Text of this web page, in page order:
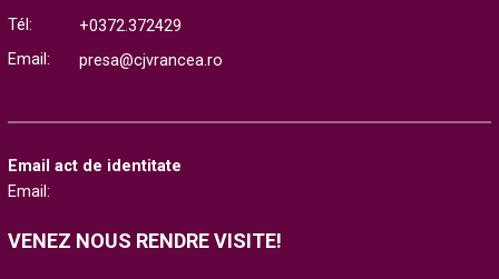
Tél:
+0372.372429
Email:
presa@cjvrancea.ro
Email act de identitate
Email:
VENEZ NOUS RENDRE VISITE!